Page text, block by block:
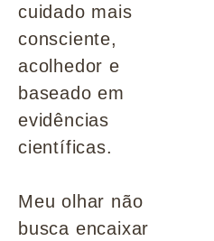
cuidado mais
consciente,
acolhedor e
baseado em
evidências
científicas.
Meu olhar não
busca encaixar